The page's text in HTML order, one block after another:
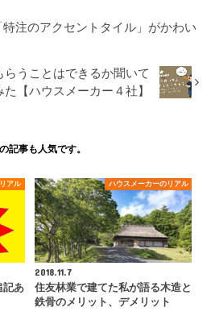
注のアクセントタイル」がかわい
うことはできるか聞いて
た【ハウスメーカー４社】
記事も人気です。
アル
記あ
ハウスメーカーのリアル
2018.11.7
住友林業で建てた私が語る木造と
鉄骨のメリット、デメリット